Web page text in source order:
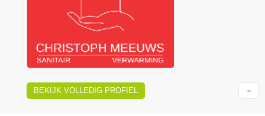
BEKIJK VOLLEDIG PROFIEL